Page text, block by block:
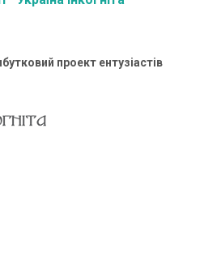
проект ентузіастів